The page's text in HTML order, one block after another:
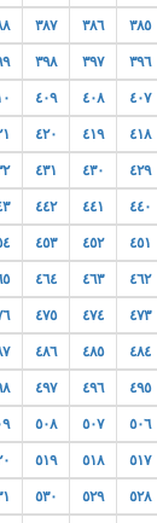
٣٨٥ ٣٨٦ ٣٨٧
٣٩٦ ٣٩٧ ٣٩٨
٤٠٧ ٤٠٨ ٤٠٩
٤١٨ ٤١٩ ٤٢٠
٤٢٩ ٤٣٠ ٤٣١
٤٤٠ ٤٤١ ٤٤٢
٤٥١ ٤٥٢ ٤٥٣
٤٦٢ ٤٦٣ ٤٦٤
٤٧٣ ٤٧٤ ٤٧٥
٤٨٤ ٤٨٥ ٤٨٦
٤٩٥ ٤٩٦ ٤٩٧
٥٠٦ ٥٠٧ ٥٠٨
٥١٧ ٥١٨ ٥١٩
٥٢٨ ٥٢٩ ٥٣٠